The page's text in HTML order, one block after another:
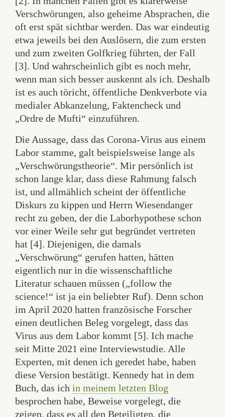
Verschwörungen, also geheime Absprachen, die
oft erst spät sichtbar werden. Das war eindeutig
etwa jeweils bei den Auslösern, die zum ersten
und zum zweiten Golfkrieg führten, der Fall
[3]. Und wahrscheinlich gibt es noch mehr,
wenn man sich besser auskennt als ich. Deshalb
ist es auch töricht, öffentliche Denkverbote via
medialer Abkanzelung, Faktencheck und
„Ordre de Mufti“ einzuführen.
Die Aussage, dass das Corona-Virus aus einem
Labor stamme, galt beispielsweise lange als
„Verschwörungstheorie“. Mir persönlich ist
schon lange klar, dass diese Rahmung falsch
ist, und allmählich scheint der öffentliche
Diskurs zu kippen und Herrn Wiesendanger
recht zu geben, der die Laborhypothese schon
vor einer Weile sehr gut begründet vertreten
hat [4]. Diejenigen, die damals
„Verschwörung“ gerufen hatten, hätten
eigentlich nur in die wissenschaftliche
Literatur schauen müssen („follow the
science!“ ist ja ein beliebter Ruf). Denn schon
im April 2020 hatten französische Forscher
einen deutlichen Beleg vorgelegt, dass das
Virus aus dem Labor kommt [5]. Ich mache
seit Mitte 2021 eine Interviewstudie. Alle
Experten, mit denen ich geredet habe, haben
diese Version bestätigt. Kennedy hat in dem
Buch, das ich in meinem letzten Blog
besprochen habe, Beweise vorgelegt, die
zeigen, dass es all den Beteiligten, die